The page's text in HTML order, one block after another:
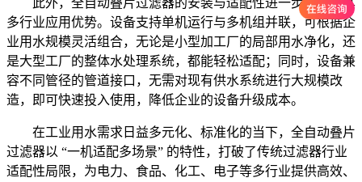
多行业应用优势。设备支持单机运行与多机组并联，可根据企
业用水规模灵活组合，无论是小型加工厂的局部用水净化，还
是大型工厂的整体水处理系统，都能轻松适配；同时，设备兼
容不同管径的管道接口，无需对现有供水系统进行大规模改
造，即可快速投入使用，降低企业的设备升级成本。
在工业用水需求日益多元化、标准化的当下，全自动叠片
过滤器以 “一机适配多场景” 的特性，打破了传统过滤器行业
适配性局限，为电力、食品、化工、电子等多行业提供高效、